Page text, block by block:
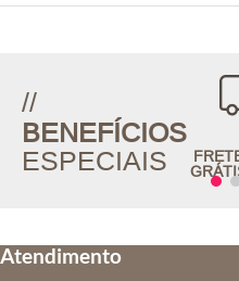
//
BENEFÍCIOS
ESPECIAIS
Atendimento